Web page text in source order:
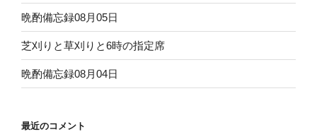
晩酌備忘録08月05日
芝刈りと草刈りと6時の指定席
晩酌備忘録08月04日
最近のコメント